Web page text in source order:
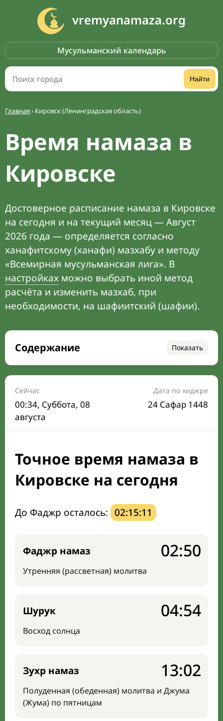
vremyanamaza.org
Мусульманский календарь
Найти
Главная› Кировск (Ленинградская область)
Время намаза в
Кировске
Достоверное расписание намаза в Кировске
на сегодня и на текущий месяц — Август
2026 года — определяется согласно
ханафитскому (ханафи) мазхабу и методу
«Всемирная мусульманская лига». В
настройках можно выбрать иной метод
расчёта и изменить мазхаб, при
необходимости, на шафиитский (шафии).
Содержание Показать
Время намаза на сегодня
Расписание на месяц
Время Сухура и Ифтара на сегодня
Календарь рамадана
Направление киблы
Сейчас
00:34, Суббота, 08
августа
Дата по хиджре
24 Сафар 1448
Точное время намаза в
Кировске на сегодня
До Фаджр осталось: 02:15:10
Фаджр намаз
Утренняя (рассветная) молитва
02:50
Шурук
Восход солнца
04:54
Зухр намаз
Полуденная (обеденная) молитва и Джума
(Жума) по пятницам
13:02